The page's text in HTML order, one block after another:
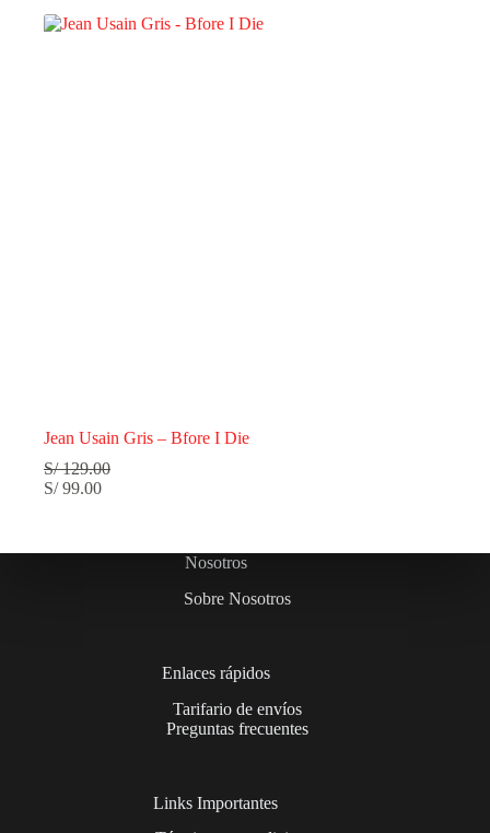
Jean Usain Gris – Bfore I Die
S/129.00
S/99.00
Nosotros
Sobre Nosotros
Enlaces rápidos
Tarifario de envíos
Preguntas frecuentes
Links Importantes